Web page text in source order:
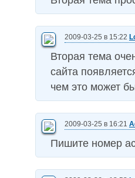
2009-03-25 в 15:22
Вторая тема
сайта
чем это может
2009-03-25 в 16:21
Пишите номер